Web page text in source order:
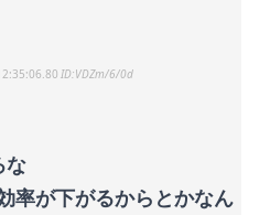
VDZm/6/0d
な
率が下がるからとかなん